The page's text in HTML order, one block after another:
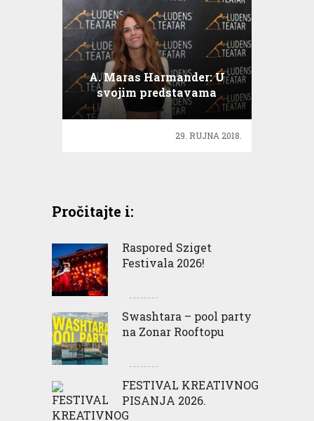
A. Maras Harmander: U
svojim predstavama
otvaram prostor za žene
29. RUJNA 2018.
Pročitajte i:
Raspored Sziget
Festivala 2026!
Swashtara – pool party
na Zonar Rooftopu
FESTIVAL KREATIVNOG
PISANJA 2026.